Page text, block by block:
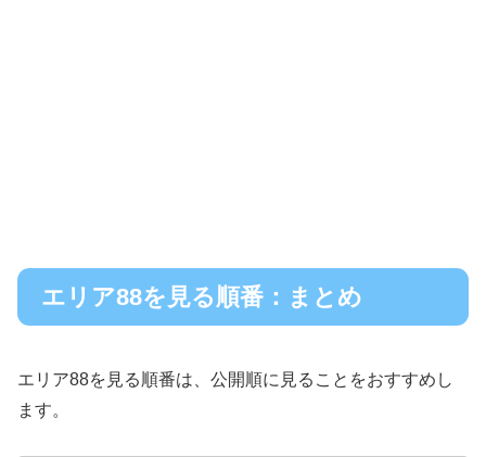
エリア88を見る順番：まとめ
エリア88を見る順番は、公開順に見ることをおすすめし
ます。